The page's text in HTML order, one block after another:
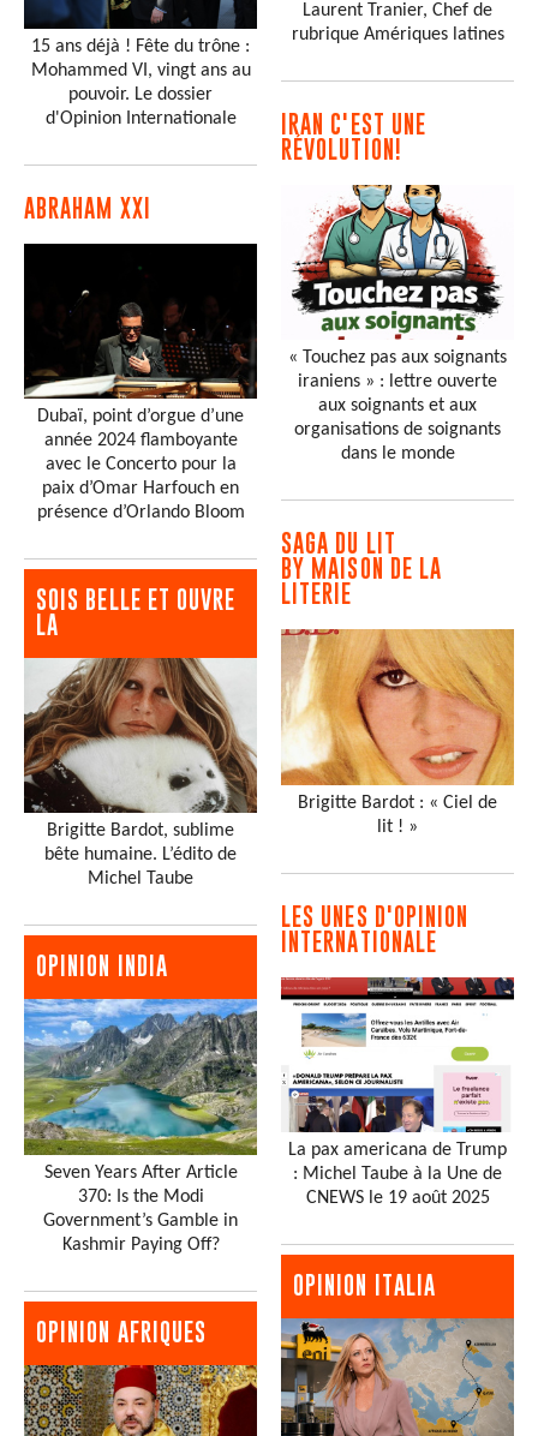
15 ans déjà ! Fête du trône :
Mohammed VI, vingt ans au
pouvoir. Le dossier
d'Opinion Internationale
ABRAHAM XXI
Dubaï, point d’orgue d’une
année 2024 flamboyante
avec le Concerto pour la
paix d’Omar Harfouch en
présence d’Orlando Bloom
SOIS BELLE ET OUVRE
LA
Brigitte Bardot, sublime
bête humaine. L’édito de
Michel Taube
OPINION INDIA
Seven Years After Article
370: Is the Modi
Government’s Gamble in
Kashmir Paying Off?
OPINION AFRIQUES
Laurent Tranier, Chef de
rubrique Amériques latines
IRAN C'EST UNE
RÉVOLUTION!
« Touchez pas aux soignants
iraniens » : lettre ouverte
aux soignants et aux
organisations de soignants
dans le monde
SAGA DU LIT
BY MAISON DE LA
LITERIE
Brigitte Bardot : « Ciel de
lit ! »
LES UNES D'OPINION
INTERNATIONALE
La pax americana de Trump
: Michel Taube à la Une de
CNEWS le 19 août 2025
OPINION ITALIA